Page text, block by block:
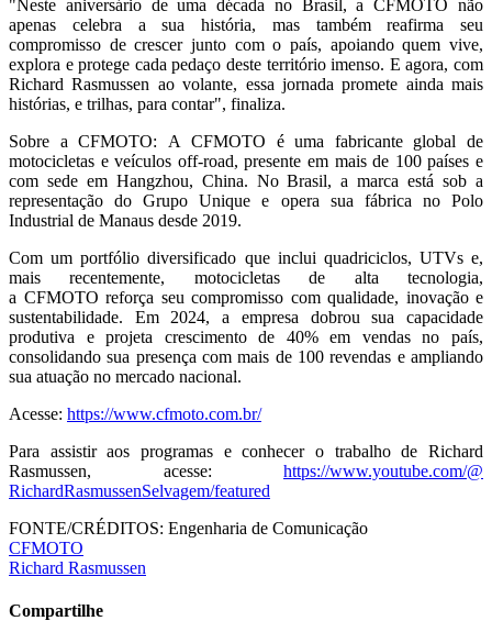
"Neste aniversário de uma década no Brasil, a CFMOTO não
apenas celebra a sua história, mas também reafirma seu
compromisso de crescer junto com o país, apoiando quem vive,
explora e protege cada pedaço deste território imenso. E agora, com
Richard Rasmussen ao volante, essa jornada promete ainda mais
histórias, e trilhas, para contar", finaliza.
Sobre a CFMOTO: A CFMOTO é uma fabricante global de
motocicletas e veículos off-road, presente em mais de 100 países e
com sede em Hangzhou, China. No Brasil, a marca está sob a
representação do Grupo Unique e opera sua fábrica no Polo
Industrial de Manaus desde 2019.
Com um portfólio diversificado que inclui quadriciclos, UTVs e,
mais recentemente, motocicletas de alta tecnologia,
a CFMOTO reforça seu compromisso com qualidade, inovação e
sustentabilidade. Em 2024, a empresa dobrou sua capacidade
produtiva e projeta crescimento de 40% em vendas no país,
consolidando sua presença com mais de 100 revendas e ampliando
sua atuação no mercado nacional.
Acesse: https://www.cfmoto.com.br/
Para assistir aos programas e conhecer o trabalho de Richard
Rasmussen, acesse: https://www.youtube.com/@
RichardRasmussenSelvagem/featured
FONTE/CRÉDITOS: Engenharia de Comunicação
CFMOTO
Richard Rasmussen
Compartilhe